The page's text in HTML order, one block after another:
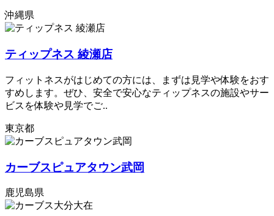
沖縄県
ティップネス 綾瀬店
フィットネスがはじめての方には、まずは見学や体験をおす
すめします。ぜひ、安全で安心なティップネスの施設やサー
ビスを体験や見学でご..
東京都
カーブスピュアタウン武岡
鹿児島県